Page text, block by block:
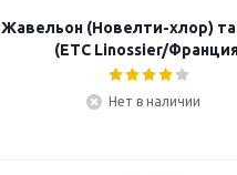
Жавельон (Новелти-хлор)
(ETC Linossier/
Нет в наличии